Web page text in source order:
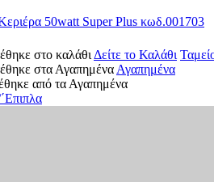
50watt Super Plus κωδ.001703
στο καλάθι Δείτε το Καλάθι
στα Αγαπημένα Αγαπημένα
από τα Αγαπημένα